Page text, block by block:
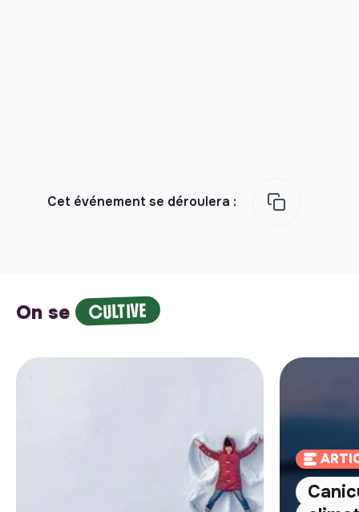
Cet événement se déroulera :
On se CULTIVE